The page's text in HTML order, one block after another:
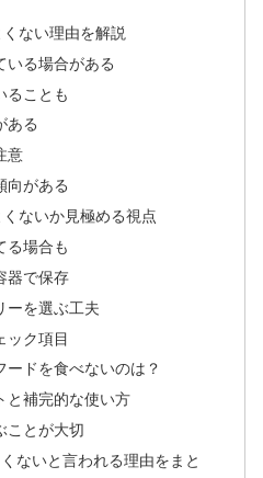
ない理由を解説
いる場合がある
ることも
ある
意
向がある
ないか見極める視点
る場合も
器で保存
ーを選ぶ工夫
ック項目
ドを食べないのは？
と補完的な使い方
ことが大切
ないと言われる理由をまと